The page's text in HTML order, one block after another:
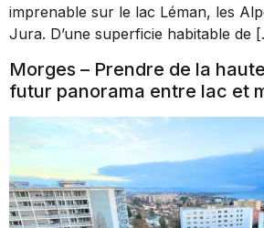
imprenable sur le lac Léman, les
Jura. D’une superficie habitable de
Morges – Prendre de la
futur panorama entre lac et